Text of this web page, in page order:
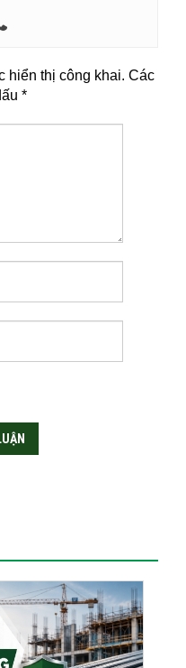
hiển thị công khai. Các
*